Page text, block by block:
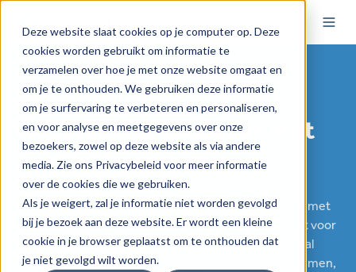
Deze website slaat cookies op je computer op. Deze
cookies worden gebruikt om informatie te
verzamelen over hoe je met onze website omgaat en
om je te onthouden. We gebruiken deze informatie
om je surfervaring te verbeteren en personaliseren,
en voor analyse en meetgegevens over onze
bezoekers, zowel op deze website als via andere
media. Zie ons Privacybeleid voor meer informatie
over de cookies die we gebruiken.
Als je weigert, zal je informatie niet worden gevolgd
bij je bezoek aan deze website. Er wordt een kleine
cookie in je browser geplaatst om te onthouden dat
je niet gevolgd wilt worden.
Voortgezet Onderwijs
Natuurkunde geven met
Learnbeat
Al meer dan 600 scholen in het VO en MBO werken met
Learnbeat. Ontdek hier de voordelen van Learnbeat voor
docenten natuurkunde én leerlingen: van digitaal
structuurformules tekenen tot digitaal toetsen afnemen,